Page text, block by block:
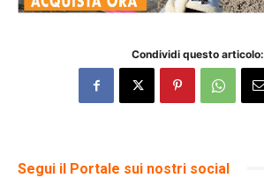
Condividi questo articolo:
Segui il Portale sui nostri social